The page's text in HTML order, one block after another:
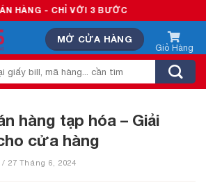
- CHỈ VỚI 3 BƯỚC
MỞ CỬA HÀNG
hàng tạp hóa – Giải
cửa hàng
/ 27 Tháng 6, 2024